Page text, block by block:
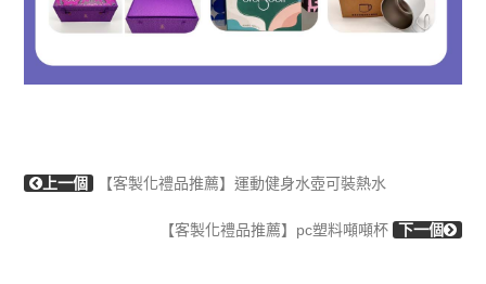
上一個 【客製化禮品推薦】運動健身水壺可裝熱水
【客製化禮品推薦】pc塑料噸噸杯 下一個